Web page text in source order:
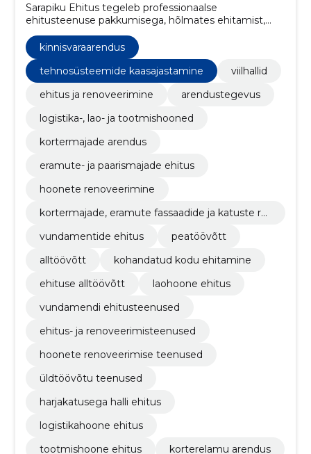
Sarapiku Ehitus tegeleb professionaalse
ehitusteenuse pakkumisega, hõlmates ehitamist,
renoveerimist, haljastust ja saunalahendusi. Meie
eesmärk on muuta kliendi unistused reaalsuseks,
pakkudes usaldusväärset kvaliteeti igal sammul.
kinnisvaraarendus
tehnosüsteemide kaasajastamine
viilhallid
ehitus ja renoveerimine
arendustegevus
logistika-, lao- ja tootmishooned
kortermajade arendus
eramute- ja paarismajade ehitus
hoonete renoveerimine
kortermajade, eramute fassaadide ja katuste re
vundamentide ehitus
peatöövõtt
alltöövõtt
kohandatud kodu ehitamine
ehituse alltöövõtt
laohoone ehitus
vundamendi ehitusteenused
ehitus- ja renoveerimisteenused
hoonete renoveerimise teenused
üldtöövõtu teenused
harjakatusega halli ehitus
logistikahoone ehitus
tootmishoone ehitus
korterelamu arendus